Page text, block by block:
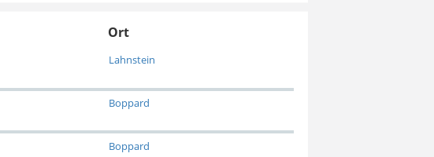
Ort
Lahnstein
Boppard
Boppard